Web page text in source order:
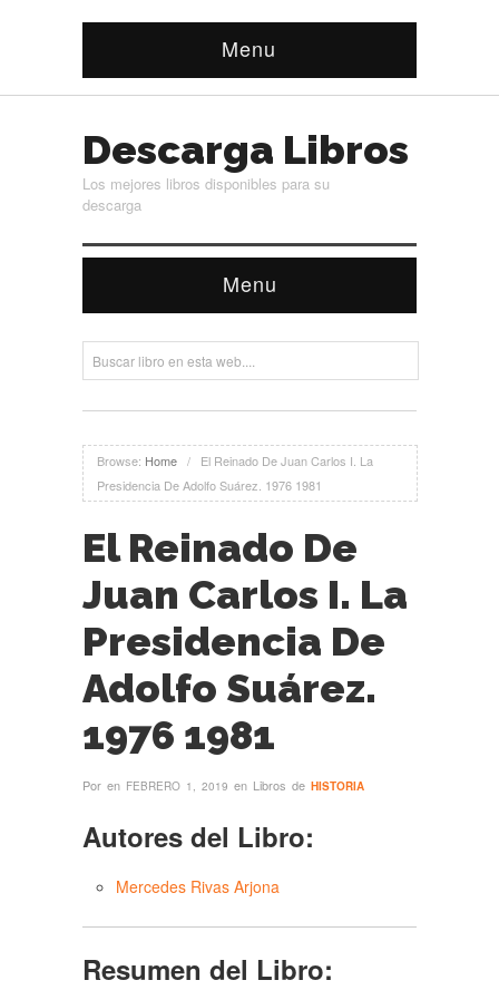
Menu
Descarga Libros
Los mejores libros disponibles para su
descarga
Menu
Browse: Home /
El Reinado De Juan Carlos I. La
Presidencia De Adolfo Suárez. 1976 1981
El Reinado De
Juan Carlos I. La
Presidencia De
Adolfo Suárez.
1976 1981
Por en FEBRERO 1, 2019 en Libros de HISTORIA
Autores del Libro:
Mercedes Rivas Arjona
Resumen del Libro: